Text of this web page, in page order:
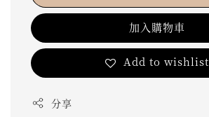
加入購物車
Add to wishlist
分享